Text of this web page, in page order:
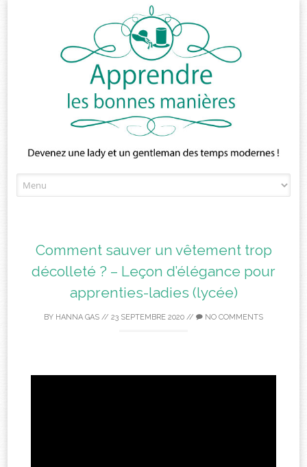
to
Comment sauver un vêtement trop
décolleté ? – Leçon d’élégance pour
apprenties-ladies (lycée)
BY HANNA GAS // 23 SEPTEMBRE 2020 // NO COMMENTS